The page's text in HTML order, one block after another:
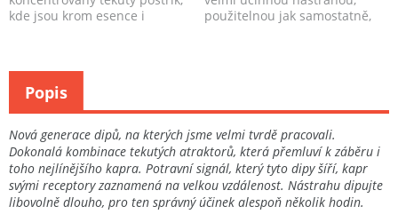
kde jsou krom esence i
použitelnou jak samostatně,
Nová generace dipů, na kterých jsme velmi tvrdě pracovali.
Dokonalá kombinace tekutých atraktorů, která přemluví k záběru i
toho nejlínějšího kapra. Potravní signál, který tyto dipy šíří, kapr
svými receptory zaznamená na velkou vzdálenost. Nástrahu dipujte
libovolně dlouho, pro ten správný účinek alespoň několik hodin.
Popis